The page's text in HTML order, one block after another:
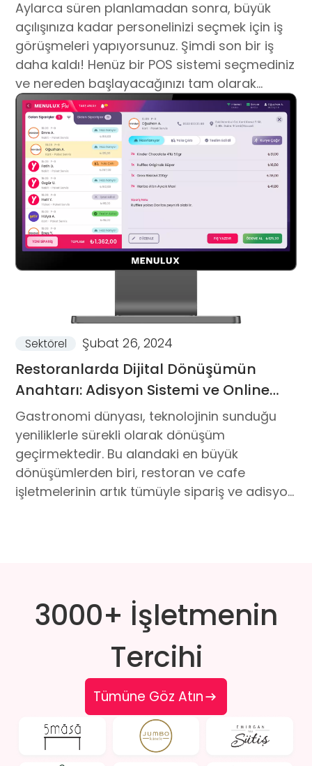
Aylarca süren planlamadan sonra, büyük
açılışınıza kadar personelinizi seçmek için iş
görüşmeleri yapıyorsunuz. Şimdi son bir iş
daha kaldı! Henüz bir POS sistemi seçmediniz
ve nereden başlayacağınızı tam olarak
bilmiyorsunuz.
Sektörel Şubat 26, 2024
Restoranlarda Dijital Dönüşümün
Anahtarı: Adisyon Sistemi ve Online
Sipariş Entegrasyonu
Gastronomi dünyası, teknolojinin sunduğu
yeniliklerle sürekli olarak dönüşüm
geçirmektedir. Bu alandaki en büyük
dönüşümlerden biri, restoran ve cafe
işletmelerinin artık tümüyle sipariş ve adisyon
3000+ İşletmenin
Tercihi
Tümüne Göz Atın